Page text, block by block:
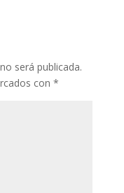
será publicada.
con *